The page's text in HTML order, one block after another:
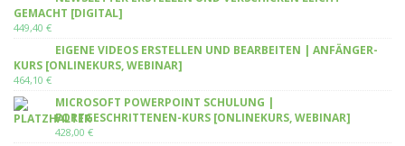
GEMACHT [DIGITAL]
449,40 €
EIGENE VIDEOS ERSTELLEN UND BEARBEITEN | ANFÄNGER-
KURS [ONLINEKURS, WEBINAR]
464,10 €
MICROSOFT POWERPOINT SCHULUNG |
FORTGESCHRITTENEN-KURS [ONLINEKURS, WEBINAR]
428,00 €